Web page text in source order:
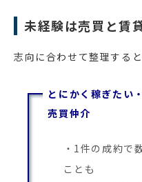
未経験は売買と賃
志向に合わせて整理する
とにかく稼ぎたい
売買仲介
1件の成約で
ことも